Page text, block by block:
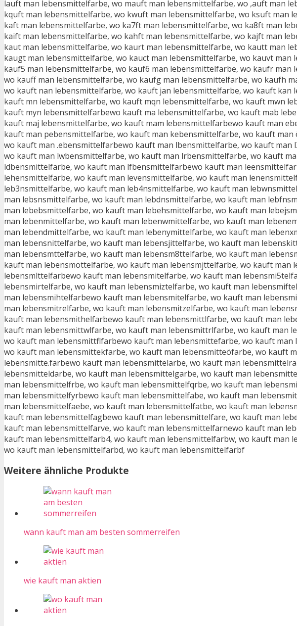
lauft man lebensmittelfarbe, wo mauft man lebensmittelfarbe, wo ,auft man
kquft man lebensmittelfarbe, wo kwuft man lebensmittelfarbe, wo ksuft man
kaft man lebensmittelfarbe, wo ka7ft man lebensmittelfarbe, wo ka8ft man
kaift man lebensmittelfarbe, wo kahft man lebensmittelfarbe, wo kajft man
kaut man lebensmittelfarbe, wo kaurt man lebensmittelfarbe, wo kautt man
kaugt man lebensmittelfarbe, wo kauct man lebensmittelfarbe, wo kauvt
kauf5 man lebensmittelfarbe, wo kauf6 man lebensmittelfarbe, wo kaufr
wo kauff man lebensmittelfarbe, wo kaufg man lebensmittelfarbe, wo kaufh
wo kauft nan lebensmittelfarbe, wo kauft jan lebensmittelfarbe, wo kauft
kauft mn lebensmittelfarbe, wo kauft mqn lebensmittelfarbe, wo kauft mwn
kauft myn lebensmittelfarbewo kauft ma lebensmittelfarbe, wo kauft mab
kauft maj lebensmittelfarbe, wo kauft mam lebensmittelfarbewo kauft man
kauft man pebensmittelfarbe, wo kauft man kebensmittelfarbe, wo kauft
wo kauft man .ebensmittelfarbewo kauft man lbensmittelfarbe, wo kauft
wo kauft man lwbensmittelfarbe, wo kauft man lrbensmittelfarbe, wo kauft
ldbensmittelfarbe, wo kauft man lfbensmittelfarbewo kauft man
lehensmittelfarbe, wo kauft man levensmittelfarbe, wo kauft man
leb3nsmittelfarbe, wo kauft man leb4nsmittelfarbe, wo kauft man
man lebsnsmittelfarbe, wo kauft man lebdnsmittelfarbe, wo kauft man
man lebebsmittelfarbe, wo kauft man lebehsmittelfarbe, wo kauft man
man lebenmittelfarbe, wo kauft man lebenwmittelfarbe, wo kauft man
man lebendmittelfarbe, wo kauft man lebenymittelfarbe, wo kauft man
man lebensnittelfarbe, wo kauft man lebensjittelfarbe, wo kauft man
man lebensmttelfarbe, wo kauft man lebensm8ttelfarbe, wo kauft man
kauft man lebensmottelfarbe, wo kauft man lebensmjttelfarbe, wo kauft man
lebensmlttelfarbewo kauft man lebensmitelfarbe, wo kauft man
lebensmirtelfarbe, wo kauft man lebensmiztelfarbe, wo kauft man
man lebensmihtelfarbewo kauft man lebensmitelfarbe, wo kauft man
man lebensmitrelfarbe, wo kauft man lebensmitzelfarbe, wo kauft man
kauft man lebensmithelfarbewo kauft man lebensmittlfarbe, wo kauft man
kauft man lebensmittwlfarbe, wo kauft man lebensmittrlfarbe, wo kauft man
wo kauft man lebensmittflfarbewo kauft man lebensmittefarbe, wo kauft
wo kauft man lebensmittekfarbe, wo kauft man lebensmitteöfarbe, wo kauft
lebensmitte.farbewo kauft man lebensmittelarbe, wo kauft man
lebensmitteldarbe, wo kauft man lebensmittelgarbe, wo kauft man
man lebensmittelfrbe, wo kauft man lebensmittelfqrbe, wo kauft man
man lebensmittelfyrbewo kauft man lebensmittelfabe, wo kauft man
man lebensmittelfaebe, wo kauft man lebensmittelfatbe, wo kauft man
kauft man lebensmittelfagbewo kauft man lebensmittelfare, wo kauft man
kauft man lebensmittelfarve, wo kauft man lebensmittelfarnewo kauft man
kauft man lebensmittelfarb4, wo kauft man lebensmittelfarbw, wo kauft man
wo kauft man lebensmittelfarbd, wo kauft man lebensmittelfarbf
Weitere ähnliche Produkte
wann kauft man am besten sommerreifen
wie kauft man aktien